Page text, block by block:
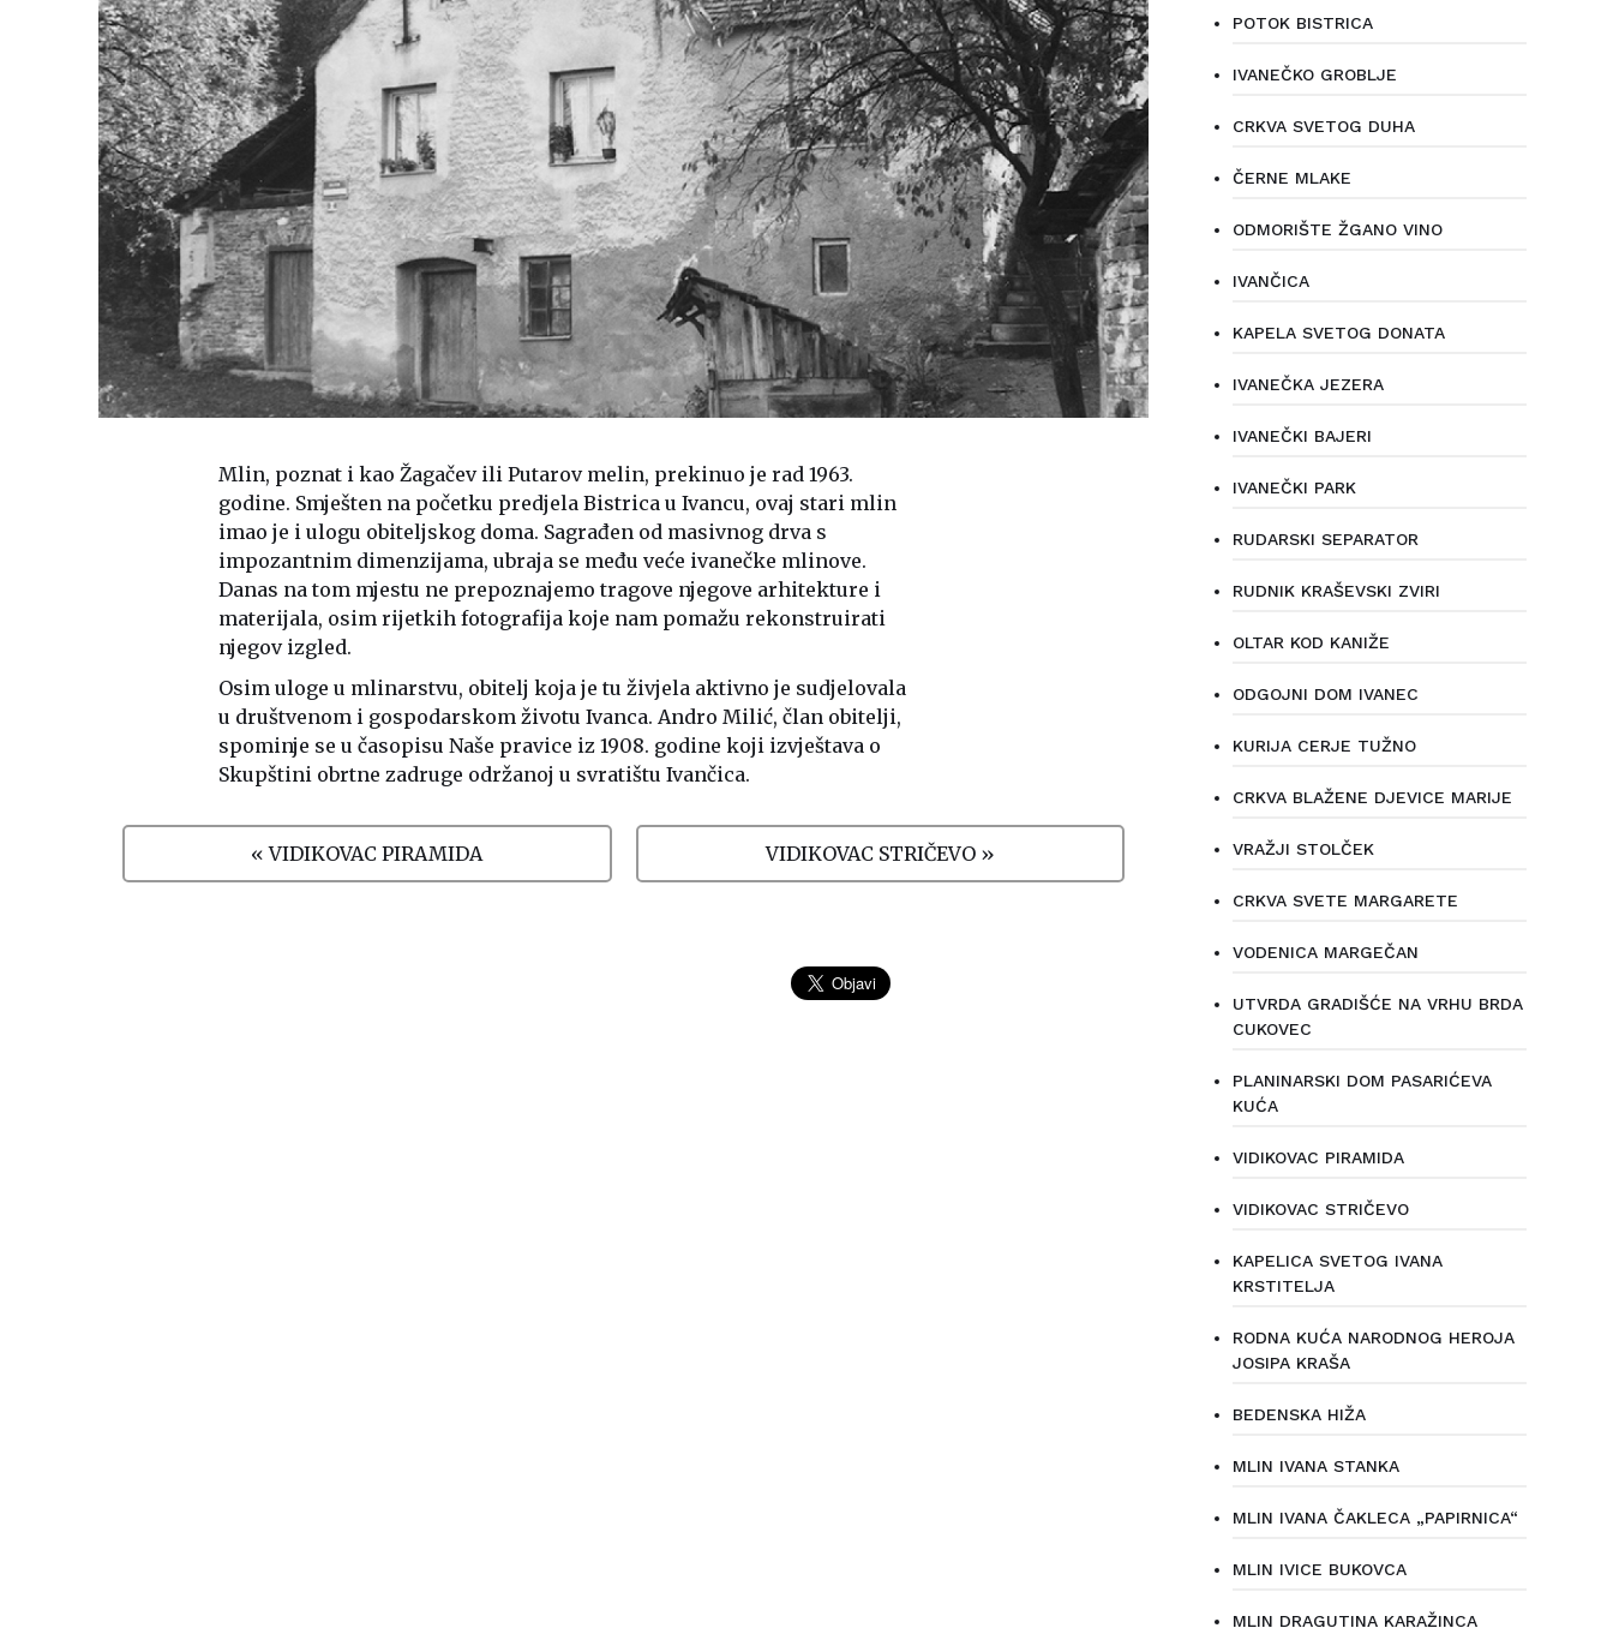
Mlin, poznat i kao Žagačev ili Putarov melin, prekinuo je rad 1963.
godine. Smješten na početku predjela Bistrica u Ivancu, ovaj stari mlin
imao je i ulogu obiteljskog doma. Sagrađen od masivnog drva s
impozantnim dimenzijama, ubraja se među veće ivanečke mlinove.
Danas na tom mjestu ne prepoznajemo tragove njegove arhitekture i
materijala, osim rijetkih fotografija koje nam pomažu rekonstruirati
njegov izgled.
Osim uloge u mlinarstvu, obitelj koja je tu živjela aktivno je sudjelovala
u društvenom i gospodarskom životu Ivanca. Andro Milić, član obitelji,
spominje se u časopisu Naše pravice iz 1908. godine koji izvještava o
Skupštini obrtne zadruge održanoj u svratištu Ivančica.
« VIDIKOVAC PIRAMIDA VIDIKOVAC STRIČEVO »
POTOK BISTRICA
IVANEČKO GROBLJE
CRKVA SVETOG DUHA
ČERNE MLAKE
ODMORIŠTE ŽGANO VINO
IVANČICA
KAPELA SVETOG DONATA
IVANEČKA JEZERA
IVANEČKI BAJERI
IVANEČKI PARK
RUDARSKI SEPARATOR
RUDNIK KRAŠEVSKI ZVIRI
OLTAR KOD KANIŽE
ODGOJNI DOM IVANEC
KURIJA CERJE TUŽNO
CRKVA BLAŽENE DJEVICE MARIJE
VRAŽJI STOLČEK
CRKVA SVETE MARGARETE
VODENICA MARGEČAN
UTVRDA GRADIŠĆE NA VRHU BRDA
CUKOVEC
PLANINARSKI DOM PASARIĆEVA
KUĆA
VIDIKOVAC PIRAMIDA
VIDIKOVAC STRIČEVO
KAPELICA SVETOG IVANA
KRSTITELJA
RODNA KUĆA NARODNOG HEROJA
JOSIPA KRAŠA
BEDENSKA HIŽA
MLIN IVANA STANKA
MLIN IVANA ČAKLECA „PAPIRNICA“
MLIN IVICE BUKOVCA
MLIN DRAGUTINA KARAŽINCA